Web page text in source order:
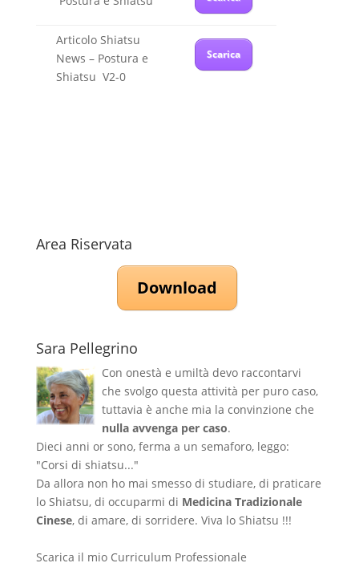
Articolo Shiatsu
News – Postura e
Shiatsu V2-0
Scarica
Area Riservata
Download
Sara Pellegrino
Con onestà e umiltà devo raccontarvi
che svolgo questa attività per puro caso,
tuttavia è anche mia la convinzione che
nulla avvenga per caso.
Dieci anni or sono, ferma a un semaforo, leggo:
"Corsi di shiatsu..."
Da allora non ho mai smesso di studiare, di praticare
lo Shiatsu, di occuparmi di Medicina Tradizionale
Cinese, di amare, di sorridere. Viva lo Shiatsu !!!
Scarica il mio Curriculum Professionale